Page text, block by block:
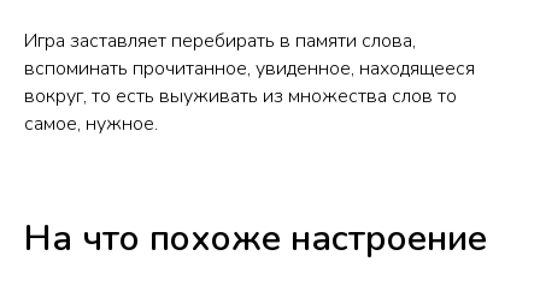
Игра заставляет перебирать в памяти слова,
вспоминать прочитанное, увиденное, находящееся
вокруг, то есть выуживать из множества слов то
самое, нужное.
На что похоже настроение